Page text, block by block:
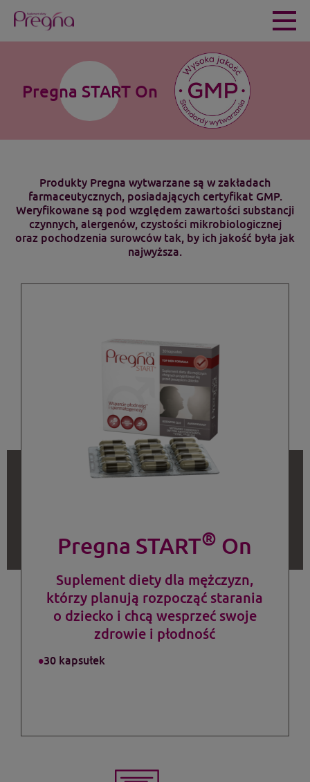
Pregna STARTOn
Produkty Pregna wytwarzane są w zakładach
farmaceutycznych, posiadających certyfikat GMP.
Weryfikowane są pod względem zawartości substancji
czynnych, alergenów, czystości mikrobiologicznej
oraz pochodzenia surowców tak, by ich jakość była jak
najwyższa.
Pregna START® On
Suplement diety dla mężczyzn,
którzy planują rozpocząć starania
o dziecko i chcą wesprzeć swoje
zdrowie i płodność
30 kapsułek